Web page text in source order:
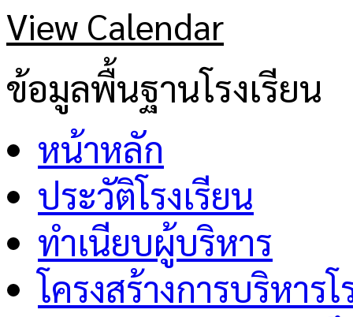
View Calendar
ข้อมูลพื้นฐานโรงเรียน
หน้าหลัก
ประวัติโรงเรียน
ทำเนียบผู้บริหาร
โครงสร้างการบริหารโ